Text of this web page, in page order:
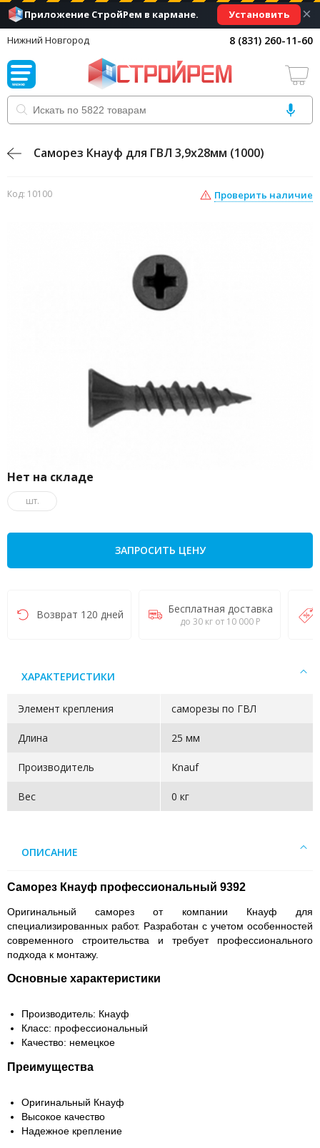
Приложение СтройРем в кармане. Установить ×
Нижний Новгород 8 (831) 260-11-60
Саморез Кнауф для ГВЛ 3,9х28мм (1000)
Код: 10100 Проверить наличие
Нет на складе
шт.
ЗАПРОСИТЬ ЦЕНУ
Возврат 120 дней Бесплатная доставка
до 30 кг от 10 000 Р
ХАРАКТЕРИСТИКИ
Элемент крепления саморезы по ГВЛ
Длина 25 мм
Производитель Knauf
Вес 0 кг
ОПИСАНИЕ
Саморез Кнауф профессиональный 9392
Оригинальный саморез от компании Кнауф для
специализированных работ. Разработан с учетом особенностей
современного строительства и требует профессионального
подхода к монтажу.
Основные характеристики
Производитель: Кнауф
Класс: профессиональный
Качество: немецкое
Преимущества
Оригинальный Кнауф
Высокое качество
Надежное крепление